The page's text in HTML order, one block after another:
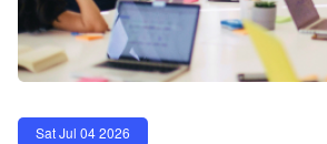
Sat Jul 04 2026